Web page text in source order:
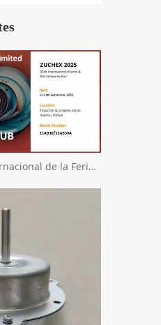
35 ° Invitación Internacional de la Feria Internacional de Zuchex Home & Kitchenwares - Ritscher International Limited